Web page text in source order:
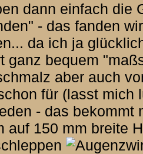
dann einfach die
- das fanden
da ich ja
ganz bequem
aber auch
für (lasst
- das bekommt
auf 150 mm breite